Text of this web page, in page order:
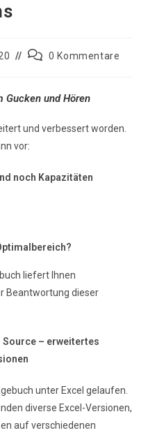
Beitrags-0 Kommentare
Gucken und Hören
und verbessert worden.
vor:
noch Kapazitäten
liefert Ihnen
Beantwortung dieser
Source – erweitertes
unter Excel gelaufen.
diverse Excel-Versionen,
auf verschiedenen